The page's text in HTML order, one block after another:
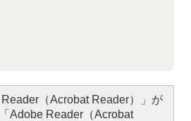
（Acrobat Reader）」が
Adobe Reader（Acrobat